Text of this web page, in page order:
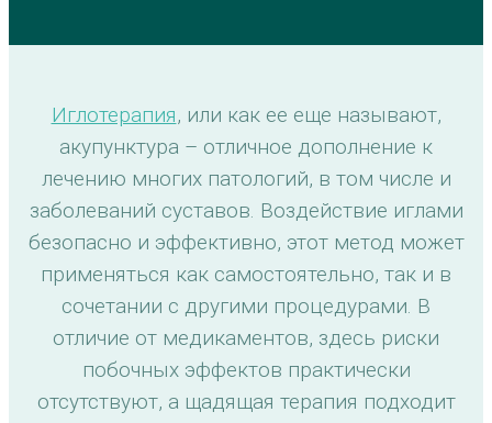
Иглотерапия, или как ее еще называют,
акупунктура – отличное дополнение к
лечению многих патологий, в том числе и
заболеваний суставов. Воздействие иглами
безопасно и эффективно, этот метод может
применяться как самостоятельно, так и в
сочетании с другими процедурами. В
отличие от медикаментов, здесь риски
побочных эффектов практически
отсутствуют, а щадящая терапия подходит